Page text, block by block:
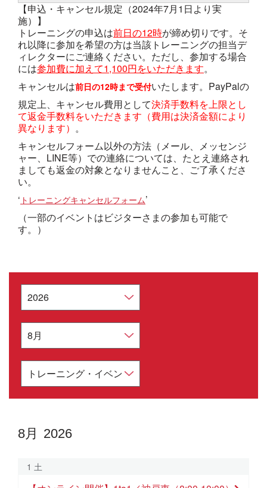
【申込・キャンセル規定（2024年7月1日より実
施）】
トレーニングの申込は前日の12時が締め切りです。そ
れ以降に参加を希望の方は当該トレーニングの担当デ
ィレクターにご連絡ください。ただし、参加する場合
には参加費に加えて1,100円をいただきます。
キャンセルは前日の12時まで受付いたします。PayPalの
規定上、キャンセル費用として決済手数料を上限とし
て返金手数料をいただきます（費用は決済金額により
異なります） 。
キャンセルフォーム以外の方法（メール、メッセンジ
ャー、LINE等）での連絡については、たとえ連絡され
ましても返金の対象となりませんこと、ご了承くださ
い。
‘ トレーニングキャンセルフォーム’
（一部のイベントはビジターさまの参加も可能で
す。）
8月 2026
日
8月 2026
1 土